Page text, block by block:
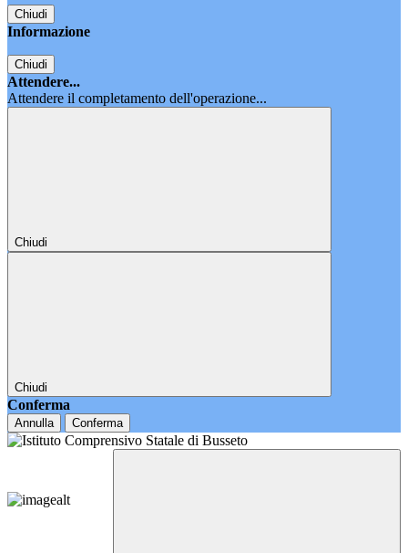
Chiudi
Informazione
Chiudi
Attendere...
Attendere il completamento dell'operazione...
Chiudi
Chiudi
Conferma
Annulla Conferma